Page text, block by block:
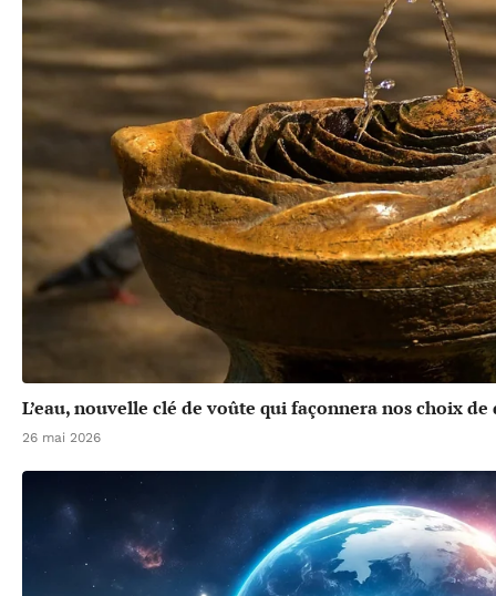
L’eau, nouvelle clé de voûte qui façonnera nos choix
26 mai 2026